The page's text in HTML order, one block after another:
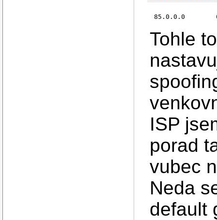
Tohle
ISP
porad
vubec
Neda
default